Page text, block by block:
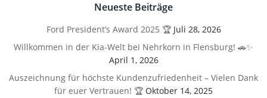
Neueste Beiträge
Ford President’s Award 2025 🏆 Juli 28, 2026
Willkommen in der Kia-Welt bei Nehrkorn in Flensburg! 🚗✨
April 1, 2026
Auszeichnung für höchste Kundenzufriedenheit – Vielen Dank
für euer Vertrauen! 🏆 Oktober 14, 2025